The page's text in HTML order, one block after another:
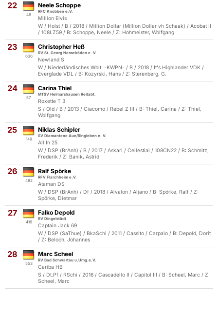
22
46
Neele Schoppe
RFC Knobben e.V.
Million Elvis
W / Holst / B / 2018 / Million Dollar (Million Dollar vh Schaak) / Acobat II
/ 108LZ59 / B: Schoppe, Neele / Z: Hohmeister, Wolfgang
23
636
Christopher Heß
RV St. Georg Nesselröden e. V.
Newland S
W / Niederländisches Wblt. -KWPN- / B / 2018 / It's Highlander VDK /
Everglade VDL / B: Kozyrski, Hans / Z: Sterenberg, G.
24
57
Carina Thiel
MTSV Helmarshausen Reitabt.
Roxette T 3
S / Old / B / 2013 / Ciacomo / Rebel Z III / B: Thiel, Carina / Z: Thiel,
Wolfgang
25
149
Niklas Schipler
SV Diamantene Aue/Ringleben e. V.
All In 25
W / DSP (BrAnh) / B / 2017 / Askari / Cellestial / 108CN22 / B: Schmitz,
Frederik / Z: Banik, Astrid
26
482
Ralf Spörke
RFV Flarchheim e.V.
Ataman DS
W / DSP (BrAnh) / Df / 2018 / Alvalon / Aljano / B: Spörke, Ralf / Z:
Spörke, Dietmar
27
416
Falko Depold
RV Dingelstädt
Captain Jack 69
W / DSP (SaThue) / BkaSchi / 2011 / Cassito / Carpalo / B: Depold, Dorit
/ Z: Beloch, Johannes
28
553
Marc Scheel
RV Bad Schwartau u.Umg.e.V.
Cariba HB
S / Dt.Pf / RSchi / 2016 / Cascadello II / Capitol III / B: Scheel, Marc / Z:
Scheel, Marc